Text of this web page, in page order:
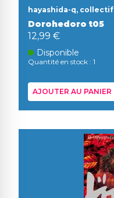
hayashida-q, collectif
Dorohedoro t05
12,99 €
Disponible
Quantité en stock : 1
AJOUTER AU PANIER